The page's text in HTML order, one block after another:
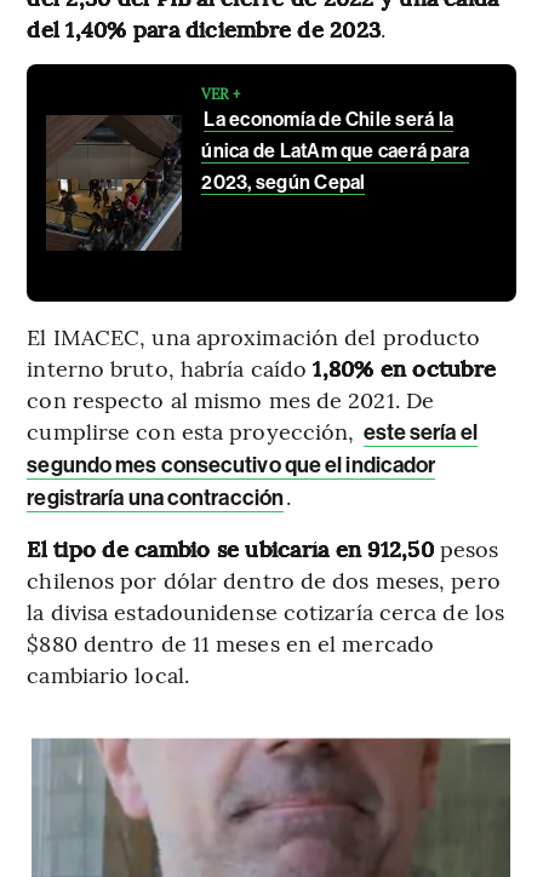
del 1,40% para diciembre de 2023.
VER +
La economía de Chile será la
única de LatAm que caerá para
2023, según Cepal
El IMACEC, una aproximación del producto
interno bruto, habría caído 1,80% en octubre
con respecto al mismo mes de 2021. De
cumplirse con esta proyección, este sería el
segundo mes consecutivo que el indicador
registraría una contracción.
El tipo de cambio se ubicaría en 912,50pesos
chilenos por dólar dentro de dos meses, pero
la divisa estadounidense cotizaría cerca de los
$880 dentro de 11 meses en el mercado
cambiario local.